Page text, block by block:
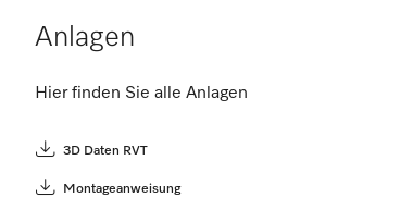
Anlagen
Hier finden Sie alle Anlagen
3D Daten RVT
Montageanweisung